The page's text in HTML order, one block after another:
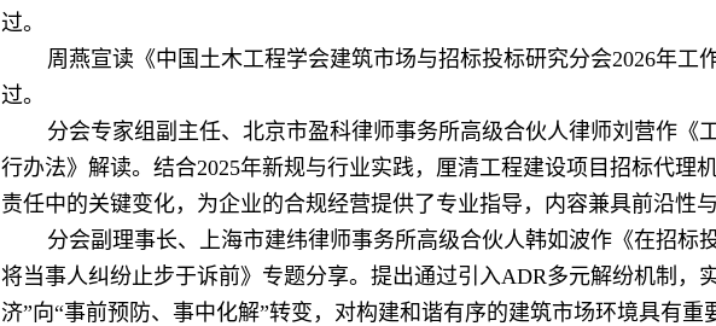
过。
周燕宣读《中国土木工程学会建筑市场与招标投标研究分会2026年工
过。
分会专家组副主任、北京市盈科律师事务所高级合伙人律师刘营作《
行办法》解读。结合2025年新规与行业实践，厘清工程建设项目招标代理
责任中的关键变化，为企业的合规经营提供了专业指导，内容兼具前沿性与
分会副理事长、上海市建纬律师事务所高级合伙人韩如波作《在招标
将当事人纠纷止步于诉前》专题分享。提出通过引入ADR多元解纷机制，
济”向“事前预防、事中化解”转变，对构建和谐有序的建筑市场环境具有重